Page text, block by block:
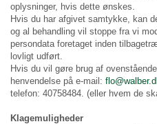
oplysninger, hvis dette ønskes.
Hvis du har afgivet samtykke, kan
og al behandling vil stoppe fra vi
persondata foretaget inden
lovligt udført.
Hvis du vil gøre brug af
henvendelse på e-mail:
telefon: 40758484. (eller hvem de
Klagemuligheder